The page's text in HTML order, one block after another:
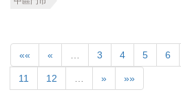
«« « 3 4 5 6
11 12 » »»